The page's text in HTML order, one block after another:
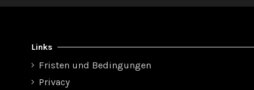
Links
Fristen und Bedingungen
Privacy